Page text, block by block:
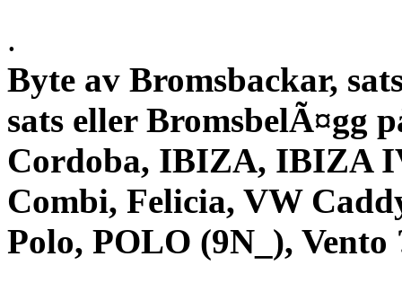
.
Byte av Bromsbackar,
sats eller BromsbelÃ¤gg
Cordoba, IBIZA, IBIZA
Combi, Felicia, VW
Polo, POLO (9N_), Vento